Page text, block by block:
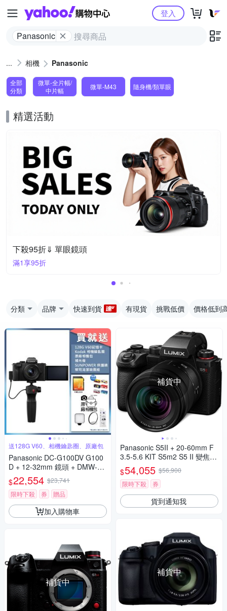
Yahoo購物中心
Panasonic
登入
相機 Panasonic
全部
分類
微單-全片幅/
中片幅
微單-M43 隨身機/類單眼
精選活動
下殺95折⇓ 單眼鏡頭
滿1享95折
分類 品牌 快速到貨 有現貨 挑戰低價 價格低到
送128G V60、相機鑰匙圈、原廠包
Panasonic DC-G100DV G100
D + 12-32mm 鏡頭 + DMW-SH
GR2 三腳架握把組 公司貨
$22,554 $23,741
限時下殺
券 贈品
加入購物車
補貨中
補貨中
Panasonic S5II + 20-60mm F
3.5-5.6 KIT S5m2 S5 II 變焦鏡
組 公司貨
$54,055 $56,900
限時下殺
券
貨到通知我
補貨中